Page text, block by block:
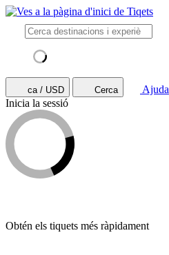
ca / USD Cerca
Ajuda
Inicia la sessió
Obtén els tiquets més ràpidament